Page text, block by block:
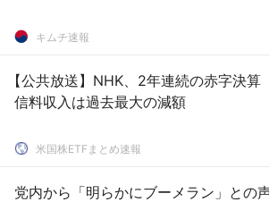
キムチ速報
【公共放送】NHK、2年連続の赤字決
信料収入は過去最大の減額
米国株ETFまとめ速報
党内から「明らかにブーメラン」との